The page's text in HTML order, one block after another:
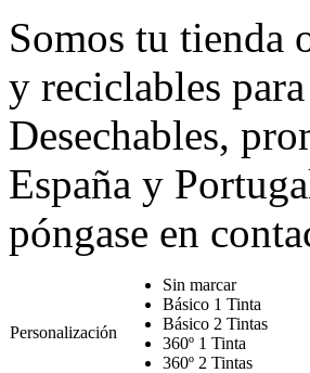
Somos tu tienda
y reciclables
Desechables,
España y
póngase en
Personalización
Sin marcar
Básico 1 Tinta
Básico 2 Tintas
360º 1 Tinta
360º 2 Tintas